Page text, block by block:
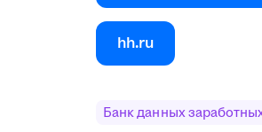
hh.ru
Банк данных